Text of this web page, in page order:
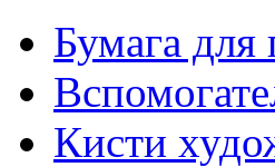
Бумага для
Кисти